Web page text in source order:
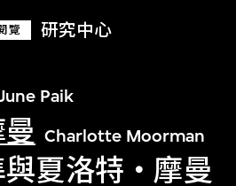
覽 研究中心
Paik
Charlotte Moorman
夏洛特・摩曼